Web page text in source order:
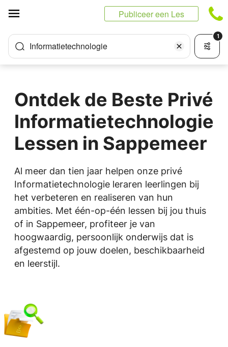
Publiceer een Les
Informatietechnologie
1
Ontdek de Beste Privé
Informatietechnologie
Lessen in Sappemeer
Al meer dan tien jaar helpen onze privé
Informatietechnologie leraren leerlingen bij
het verbeteren en realiseren van hun
ambities. Met één-op-één lessen bij jou thuis
of in Sappemeer, profiteer je van
hoogwaardig, persoonlijk onderwijs dat is
afgestemd op jouw doelen, beschikbaarheid
en leerstijl.